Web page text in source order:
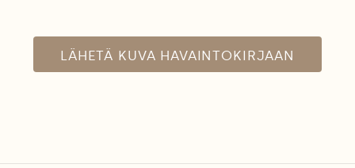
LÄHETÄ KUVA HAVAINTOKIRJAAN